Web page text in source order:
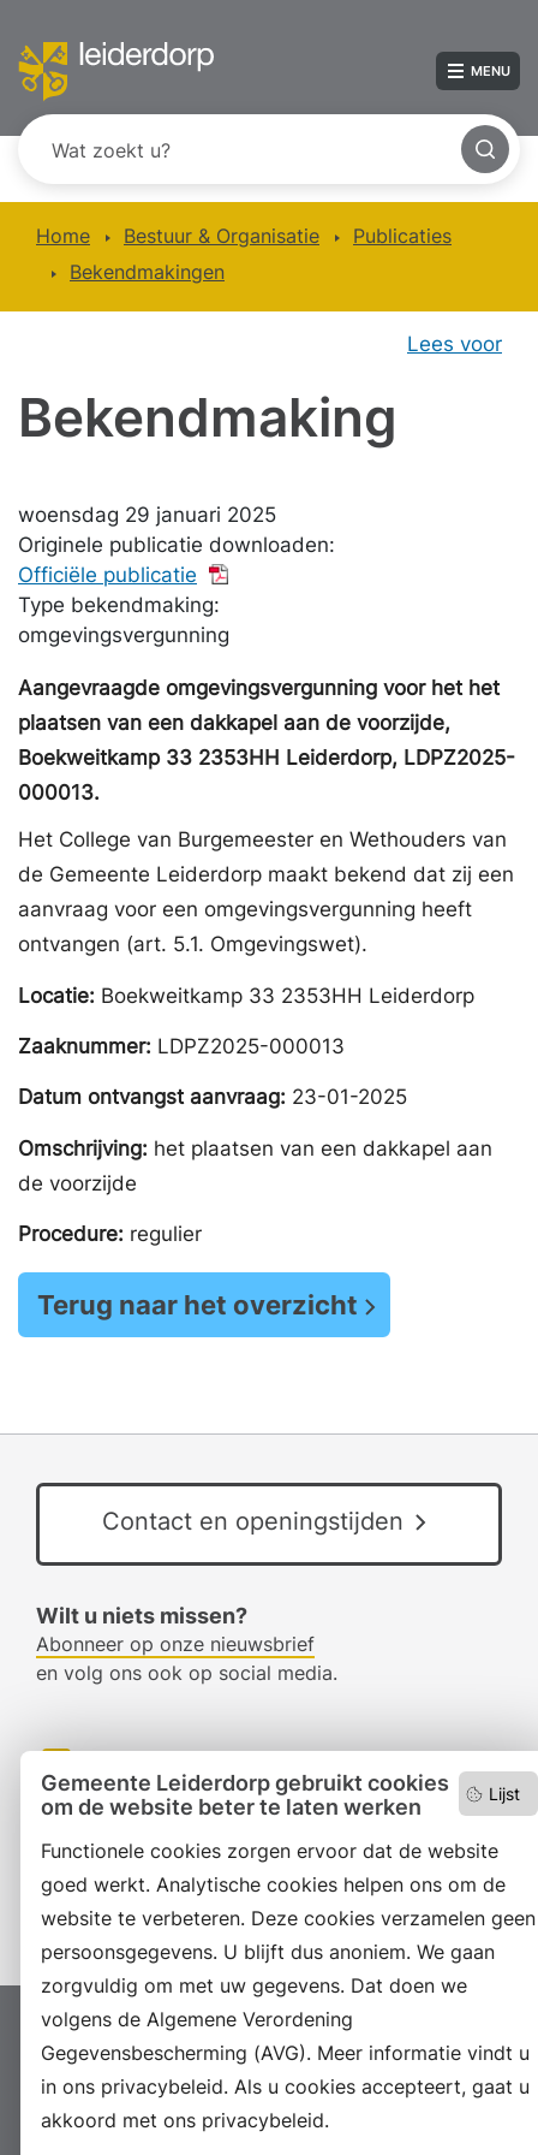
Lijst
Gemeente Leiderdorp gebruikt cookies
om de website beter te laten werken
Functionele cookies zorgen ervoor dat de website
goed werkt. Analytische cookies helpen ons om de
website te verbeteren. Deze cookies verzamelen geen
persoonsgegevens. U blijft dus anoniem. We gaan
zorgvuldig om met uw gegevens. Dat doen we
volgens de Algemene Verordening
Gegevensbescherming (AVG). Meer informatie vindt u
in ons privacybeleid. Als u cookies accepteert, gaat u
akkoord met ons privacybeleid.
MENU
Home Bestuur & Organisatie
Publicaties
Bekendmakingen
Lees voor
Bekendmaking
woensdag 29 januari 2025
Originele publicatie downloaden:
Officiële publicatie
Type bekendmaking:
omgevingsvergunning
Aangevraagde omgevingsvergunning voor het het
plaatsen van een dakkapel aan de voorzijde,
Boekweitkamp 33 2353HH Leiderdorp, LDPZ2025-
000013.
Het College van Burgemeester en Wethouders van
de Gemeente Leiderdorp maakt bekend dat zij een
aanvraag voor een omgevingsvergunning heeft
ontvangen (art. 5.1. Omgevingswet).
Locatie: Boekweitkamp 33 2353HH Leiderdorp
Zaaknummer: LDPZ2025-000013
Datum ontvangst aanvraag: 23-01-2025
Omschrijving: het plaatsen van een dakkapel aan
de voorzijde
Procedure: regulier
Terug naar het overzicht
Contact en openingstijden
Wilt u niets missen?
Abonneer op onze nieuwsbrief
en volg ons ook op social media.
RSS
LinkedIn
Instagram
Proclaimer Colofon
Toegankelijkheid
Sitemap
Privacyverklaring
Servicenormen
Suggesties
Archief Vacatures